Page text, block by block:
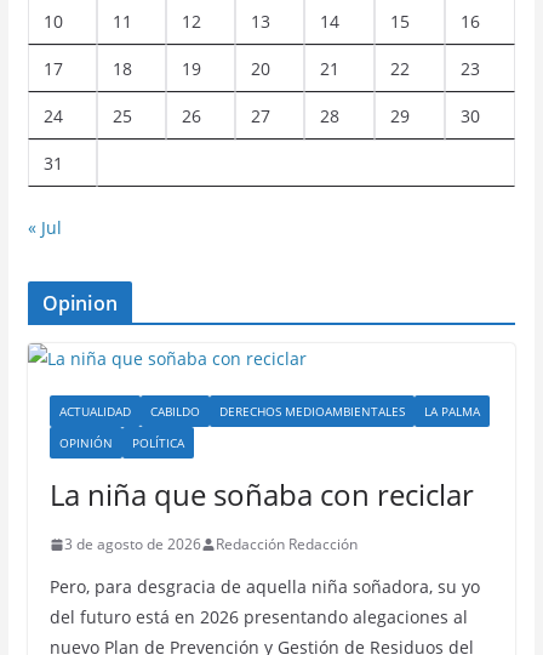
10 11 12 13 14 15 16
17 18 19 20 21 22 23
24 25 26 27 28 29 30
31
« Jul
Opinion
ACTUALIDAD CABILDO DERECHOS MEDIOAMBIENTALES
LA PALMA
OPINIÓN
POLÍTICA
La niña que soñaba con reciclar
3 de agosto de 2026 Redacción Redacción
Pero, para desgracia de aquella niña soñadora, su yo
del futuro está en 2026 presentando alegaciones al
nuevo Plan de Prevención y Gestión de Residuos del